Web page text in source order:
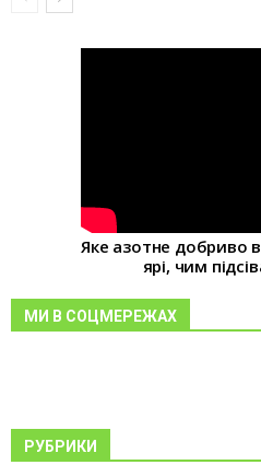
Яке азотне добриво
ярі, чим
МИ В СОЦМЕРЕЖАХ
РУБРИКИ